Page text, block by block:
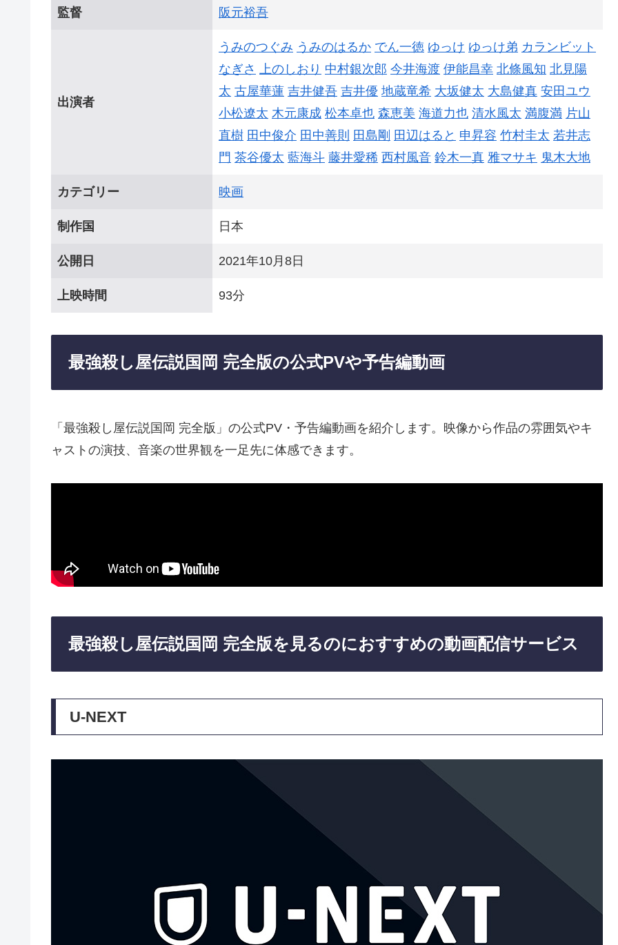
監督 阪元裕吾
出演者
うみのつぐみ うみのはるか でん一徳 ゆっけ ゆっけ弟 カランビット
なぎさ
上のしおり 中村銀次郎 今井海渡 伊能昌幸 北條風知 北見陽
太 古屋華蓮 吉井健吾 吉井優 地蔵竜希 大坂健太 大島健真 安田ユウ
小松遼太 木元康成 松本卓也 森恵美 海道力也 清水風太 満腹満 片山
直樹 田中俊介 田中善則 田島剛 田辺はると 申昇容 竹村圭太 若井志
門 茶谷優太 藍海斗 藤井愛稀 西村風音 鈴木一真 雅マサキ 鬼木大地
カテゴリー 映画
制作国 日本
公開日 2021年10月8日
上映時間 93分
最強殺し屋伝説国岡 完全版の公式PVや予告編動画
「最強殺し屋伝説国岡 完全版」の公式PV・予告編動画を紹介します。映像から作品の雰囲気やキ
ャストの演技、音楽の世界観を一足先に体感できます。
最強殺し屋伝説国岡 完全版を見るのにおすすめの動画配信サービス
U-NEXT